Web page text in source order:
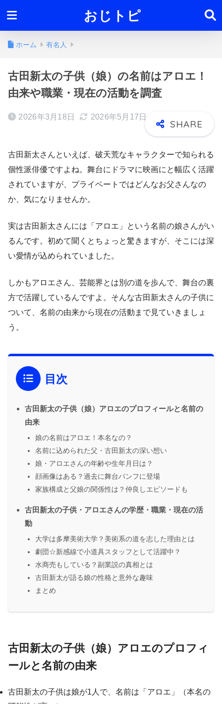
おじトピ
ホーム 有名人
古田新太の子供（娘）の名前はアロエ！
由来や職業・現在の活動を調査
2026年3月18日 2026年5月17日
古田新太さんといえば、破天荒なキャラクターで知られる
個性派俳優ですよね。舞台にドラマに映画にと幅広く活躍
されていますが、プライベートではどんなお父さんなの
か、気になりませんか。
実は古田新太さんには「アロエ」という名前の娘さんがい
るんです。初めて聞くとちょっと驚きますが、そこには深
い愛情が込められていました。
しかもアロエさん、芸能界とは別の道を歩んで、舞台の裏
方で活躍しているんですよ。そんな古田新太さんの子供に
ついて、名前の由来から現在の活動まで見ていきましょ
う。
目次
古田新太の子供（娘）アロエのプロフィールと名前の
由来
娘の名前はアロエ！本名なの？
名前に込められた父・古田新太の深い想い
娘・アロエさんの年齢や生年月日は？
顔画像はある？過去に舞台パンフに登場
家族構成と父娘の関係性は？仲良しエピソードも
古田新太の子供・アロエさんの学歴・職業・現在の活
動
大学は多摩美術大学？美術系の道を志した理由とは
劇団☆新感線で小道具スタッフとして活躍中？
水商売もしている？副業説の真相とは
古田新太が語る娘の性格と意外な趣味
まとめ
古田新太の子供（娘）アロエのプロフィ
ールと名前の由来
古田新太の子供は娘が1人で、名前は「アロエ」（本名の